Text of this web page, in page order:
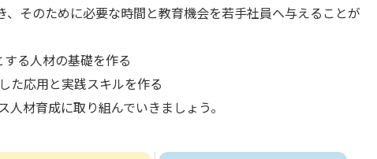
そのために必要な時間と教育機会を若手社員へ与えることが
る人材の基礎を作る
た応用と実践スキルを作る
材育成に取り組んでいきましょう。